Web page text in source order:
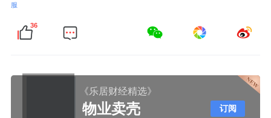
服
36
《乐居财经精选》
物业卖壳 订阅